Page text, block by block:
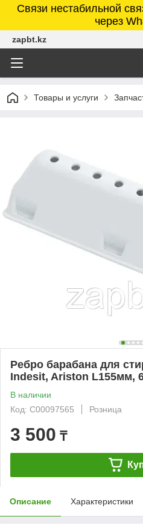
Связи нестабильной
через
zapbt.kz
Товары и услуги
Ребро барабана для
Indesit, Ariston L155мм,
В наличии
Код: C00097565
Розница
3 500 ₸
Описание Характеристики